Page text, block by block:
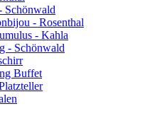
Schönwald
- Rosenthal
- Kahla
- Schönwald
Buffet